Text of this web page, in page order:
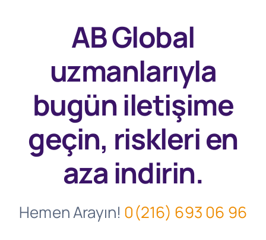
AB Global
uzmanlarıyla
bugüniletişime
geçin, riskleri en
aza indirin.
Hemen Arayın! 0(216) 693 06 96